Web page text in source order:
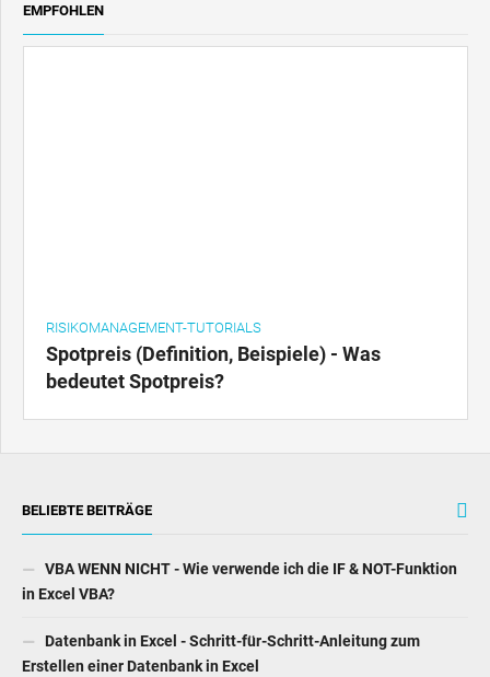
EMPFOHLEN
RISIKOMANAGEMENT-TUTORIALS
Spotpreis (Definition, Beispiele) - Was
bedeutet Spotpreis?
BELIEBTE BEITRÄGE
VBA WENN NICHT - Wie verwende ich die IF & NOT-Funktion
in Excel VBA?
Datenbank in Excel - Schritt-für-Schritt-Anleitung zum
Erstellen einer Datenbank in Excel